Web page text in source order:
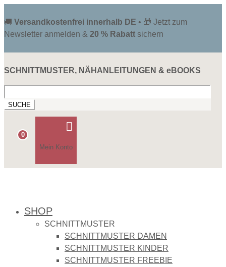
🚚 Versandkostenfrei innerhalb DE • 🎁 Jetzt zum
Newsletter anmelden & 20 % Rabatt sichern
SCHNITTMUSTER, NÄHANLEITUNGEN & eBOOKS
nach:
0

Mein Konto
SHOP
SCHNITTMUSTER
SCHNITTMUSTER DAMEN
SCHNITTMUSTER KINDER
SCHNITTMUSTER FREEBIE